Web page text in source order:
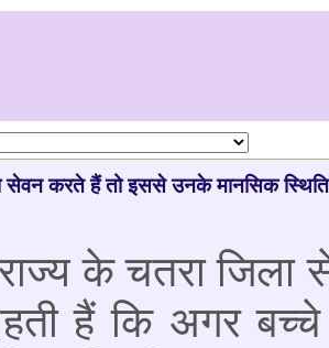
सेवन करते हैं तो इससे उनके मानसिक स्थिति
के चतरा जिला
हैं कि अगर